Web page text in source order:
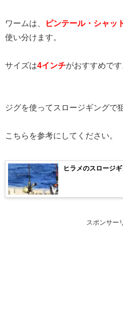
ワームは、 ピンテール・シャッ
使い分けます。
サイズは4インチがおすすめです
ジグを使ってスロージギングで
こちらを参考にしてください。
ヒラメのスロージ
スポンサー